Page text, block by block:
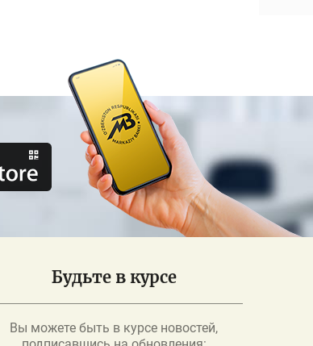
Будьте в курсе
Вы можете быть в курсе новостей,